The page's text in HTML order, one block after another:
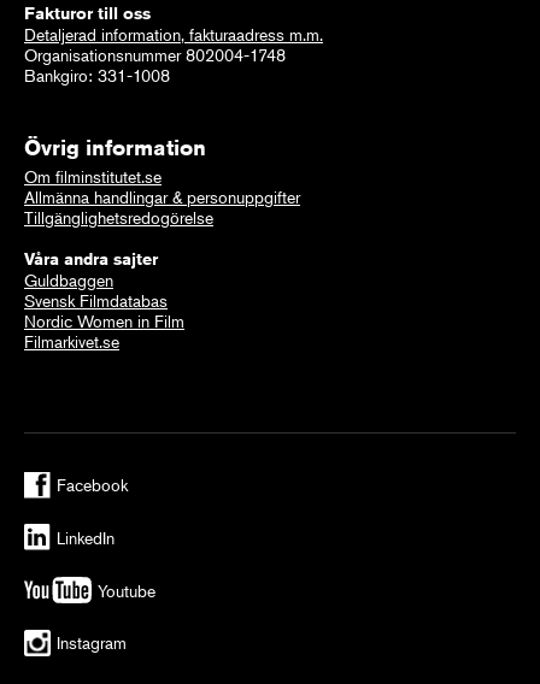
Fakturor till oss
Detaljerad information, fakturaadress m.m.
Organisationsnummer 802004-1748
Bankgiro: 331-1008
Övrig information
Om filminstitutet.se
Allmänna handlingar & personuppgifter
Tillgänglighetsredogörelse
Våra andra sajter
Guldbaggen
Svensk Filmdatabas
Nordic Women in Film
Filmarkivet.se
Facebook
LinkedIn
Youtube
Instagram